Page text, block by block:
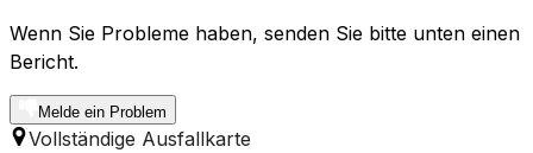
Wenn Sie Probleme haben, senden Sie bitte unten einen
Bericht.
Melde ein Problem
Vollständige Ausfallkarte